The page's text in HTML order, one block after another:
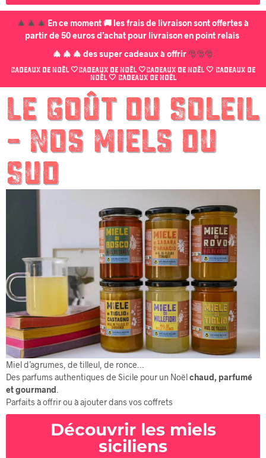
🎄 🎄 🎄 En ce moment 🚚 les frais de livraison sont offertes à
partir de 50 euros d’achat pour livraison en point relais
🎄 🎄 🎄 des super cadeaux à offrir 🎅🎅🎅
Cadeaux de Noël 🤍Cadeaux de Noël 🤍Cadeaux de Noël 🤍 Cadeaux de
Noël 🤍 Cadeaux de Noël
Le Goût du Soleil
– Nos Miels du
Sud
Miel d’agrumes, de tilleul, de ronce…
Des parfums authentiques de Sicile pour un Noëlchaud, parfumé
et gourmand
Parfaits à offrir ou à ajouter dans vos coffrets
Découvrir les miels
siciliens